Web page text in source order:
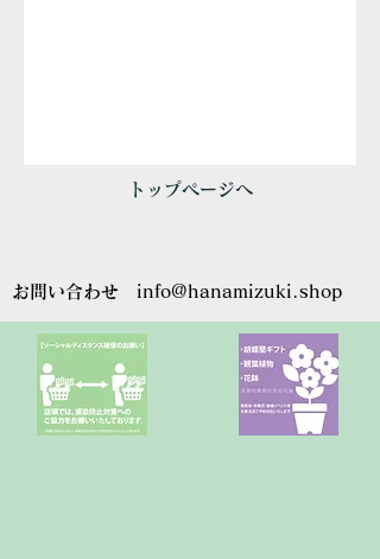
トップページへ
お問い合わせ info@hanamizuki.shop